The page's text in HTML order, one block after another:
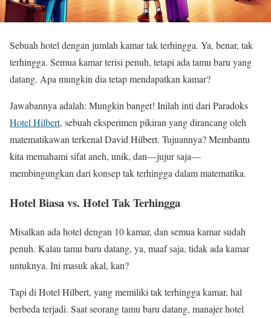
Sebuah hotel dengan jumlah kamar tak terhingga. Ya, benar, tak
terhingga. Semua kamar terisi penuh, tetapi ada tamu baru yang
datang. Apa mungkin dia tetap mendapatkan kamar?
Jawabannya adalah: Mungkin banget! Inilah inti dari Paradoks
Hotel Hilbert, sebuah eksperimen pikiran yang dirancang oleh
matematikawan terkenal David Hilbert. Tujuannya? Membantu
kita memahami sifat aneh, unik, dan—jujur saja—
membingungkan dari konsep tak terhingga dalam matematika.
Hotel Biasa vs. Hotel Tak Terhingga
Misalkan ada hotel dengan 10 kamar, dan semua kamar sudah
penuh. Kalau tamu baru datang, ya, maaf saja, tidak ada kamar
untuknya. Ini masuk akal, kan?
Tapi di Hotel Hilbert, yang memiliki tak terhingga kamar, hal
berbeda terjadi. Saat seorang tamu baru datang, manajer hotel